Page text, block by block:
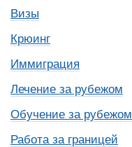
Визы
Крюинг
Иммиграция
Лечение за рубежом
Обучение за рубежом
Работа за границей